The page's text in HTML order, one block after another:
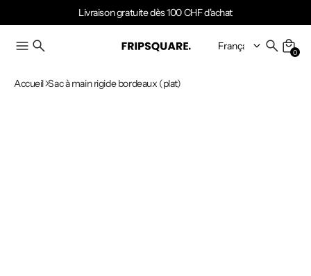
Livraison gratuite dès 100 CHF d'achat
0
Accueil Sac à main rigide bordeaux (plat)